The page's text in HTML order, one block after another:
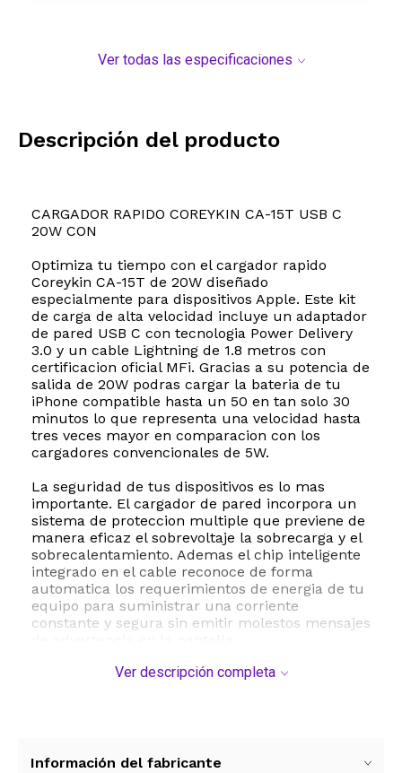
Ver todas las especificaciones
Descripción del producto
CARGADOR RAPIDO COREYKIN CA-15T USB C
20W CON
Optimiza tu tiempo con el cargador rapido
Coreykin CA-15T de 20W diseñado
especialmente para dispositivos Apple. Este kit
de carga de alta velocidad incluye un adaptador
de pared USB C con tecnologia Power Delivery
3.0 y un cable Lightning de 1.8 metros con
certificacion oficial MFi. Gracias a su potencia de
salida de 20W podras cargar la bateria de tu
iPhone compatible hasta un 50 en tan solo 30
minutos lo que representa una velocidad hasta
tres veces mayor en comparacion con los
cargadores convencionales de 5W.
La seguridad de tus dispositivos es lo mas
importante. El cargador de pared incorpora un
sistema de proteccion multiple que previene de
manera eficaz el sobrevoltaje la sobrecarga y el
sobrecalentamiento. Ademas el chip inteligente
integrado en el cable reconoce de forma
automatica los requerimientos de energia de tu
equipo para suministrar una corriente
constante y segura sin emitir molestos mensajes
Este cargador es ampliamente compatible con
cable de 1.8 metros te brinda la longitud ideal
Ver descripción completa
Información del fabricante